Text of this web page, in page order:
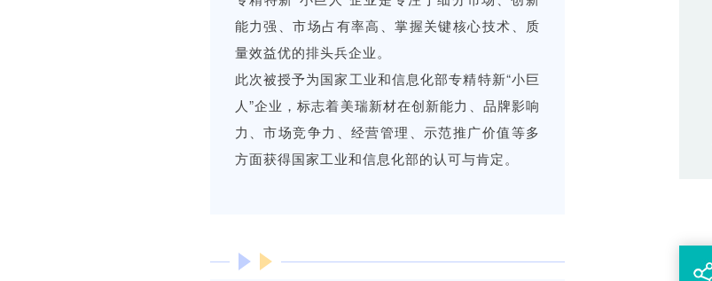
能力强、市场占有率高、掌握关键核心技术、质
量效益优的排头兵企业。
此次被授予为国家工业和信息化部专精特新“小巨
人”企业，标志着美瑞新材在创新能力、品牌影响
力、市场竞争力、经营管理、示范推广价值等多
方面获得国家工业和信息化部的认可与肯定。